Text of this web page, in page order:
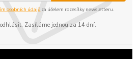
osobních údajů za účelem rozesílky newsletteru.
odhlásit. Zasíláme jednou za 14 dní.